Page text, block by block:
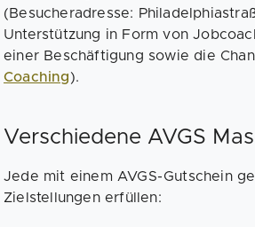
(Besucheradresse:
Unterstützung in Form von
einer Beschäftigung sowie die
Coaching).
Verschiedene AVGS
Jede mit einem AVGS-Gutschein
Zielstellungen erfüllen: